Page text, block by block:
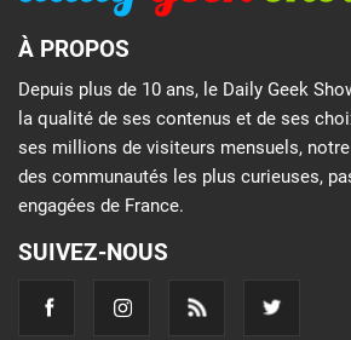
À PROPOS
Depuis plus de 10 ans, le Daily Geek
la qualité de ses contenus et de ses
ses millions de visiteurs mensuels, notre
des communautés les plus curieuses,
engagées de France.
SUIVEZ-NOUS